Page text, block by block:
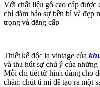
Với chất liệu gỗ cao cấp được
chỉ đảm bảo sự bền bỉ và đẹp
trọng và đẳng cấp.
Thiết kế độc lạ vintage của
và thu hút sự chú ý của
Mỗi chi tiết từ hình dáng cho
chăm chút tỉ mỉ để tạo ra một